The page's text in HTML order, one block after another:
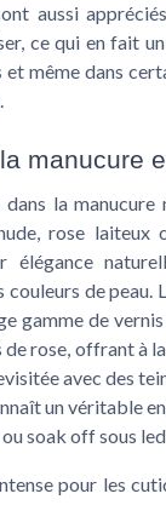
aussi
ce qui en fait
et même dans
manucure
dans la manucure
,rose laiteux
élégance
de peau.
gamme de
rose, offrant à
avec des
un véritable
ousoak offsous led
pour les